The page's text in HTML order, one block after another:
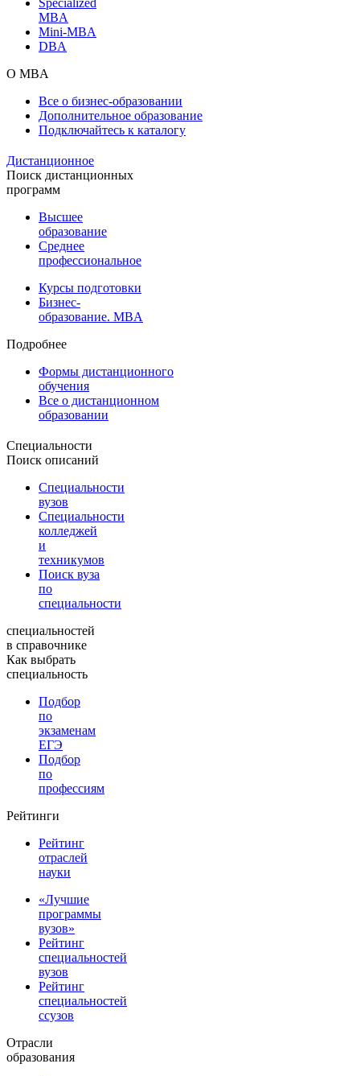
MBA
Mini-MBA
DBA
О MBA
Все о бизнес-образовании
Дополнительное образование
Подключайтесь к каталогу
Дистанционное
Поиск дистанционных
программ
Высшее
образование
Среднее
профессиональное
Курсы подготовки
Бизнес-
образование. MBA
Подробнее
Формы дистанционного
обучения
Все о дистанционном
образовании
Специальности
Поиск описаний
Специальности
вузов
Специальности
колледжей
и
техникумов
Поиск вуза
по
специальности
специальностей
в справочнике
Как выбрать
специальность
Подбор
по
экзаменам
ЕГЭ
Подбор
по
профессиям
Рейтинги
Рейтинг
отраслей
науки
«Лучшие
программы
вузов»
Рейтинг
специальностей
вузов
Рейтинг
специальностей
ссузов
Отрасли
образования